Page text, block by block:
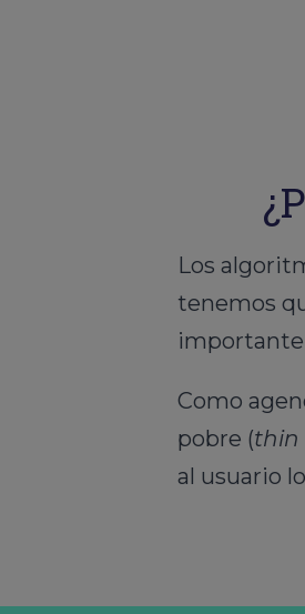
Los
tenemos
importante
Como
pobre (thin
al usuario